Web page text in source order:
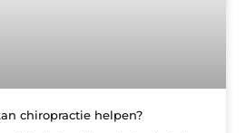
chiropractie helpen?